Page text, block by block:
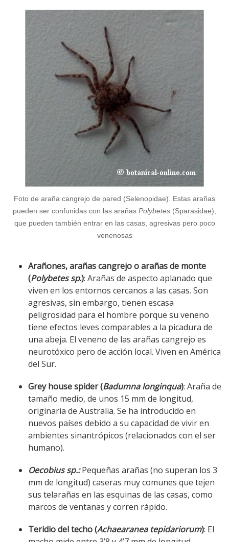
Foto de araña cangrejo de pared (Selenopidae). Estas arañas
pueden ser confunidas con las arañas Polybetes (Sparasidae),
que pueden también entrar en las casas, agresivas pero poco
venenosas
Arañones, arañas cangrejo o arañas de monte
(Polybetes sp.): Arañas de aspecto aplanado que
viven en los entornos cercanos a las casas. Son
agresivas, sin embargo, tienen escasa
peligrosidad para el hombre porque su veneno
tiene efectos leves comparables a la picadura de
una abeja. El veneno de las arañas cangrejo es
neurotóxico pero de acción local. Viven en América
del Sur.
Grey house spider (Badumna longinqua): Araña de
tamaño medio, de unos 15 mm de longitud,
originaria de Australia. Se ha introducido en
nuevos países debido a su capacidad de vivir en
ambientes sinantrópicos (relacionados con el ser
humano).
Oecobius sp.:Pequeñas arañas (no superan los 3
mm de longitud) caseras muy comunes que tejen
sus telarañas en las esquinas de las casas, como
marcos de ventanas y corren rápido.
Teridio del techo (Achaearanea tepidariorum): El